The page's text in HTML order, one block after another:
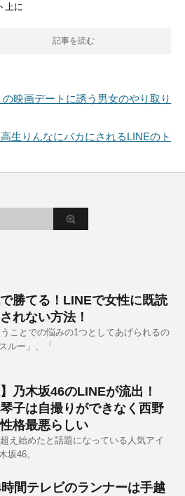
上に
記事を読む
映画デートに誘う男女のやり取り
生りんなにバカにされるLINEのト
勝てる！LINEで女性に既読
れない方法！
うことでの悩みの1つとしてあげられるの
ルー」、「
】乃木坂46のLINEが流出！
子は自撮りができなく西野
格最悪らしい
え始めたと話題になっている人気アイ
坂46。
間テレビのランナーは手越